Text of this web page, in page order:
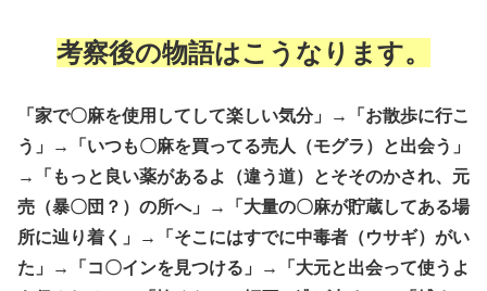
考察後の物語はこうなります。
「家で〇麻を使用してして楽しい気分」→「お散歩に行こ
う」→「いつも〇麻を買ってる売人（モグラ）と出会う」
→「もっと良い薬があるよ（違う道）とそそのかされ、元
売（暴〇団？）の所へ」→「大量の〇麻が貯蔵してある場
所に辿り着く」→「そこにはすでに中毒者（ウサギ）がい
た」→「コ〇インを見つける」→「大元と出会って使うよ